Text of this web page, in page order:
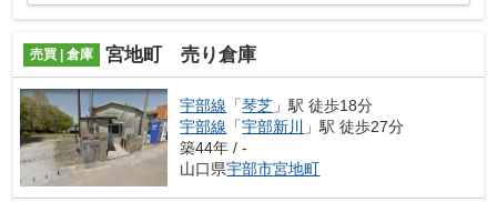
売買 | 倉庫 宮地町 売り倉庫
宇部線 「琴芝 」駅 徒歩18分
宇部線 「宇部新川
」駅 徒歩27分
築44年 / -
山口県宇部市宮地町